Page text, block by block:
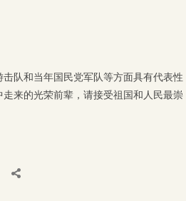
队和当年国民党军队等方面具有代表性
来的光荣前辈，请接受祖国和人民最崇